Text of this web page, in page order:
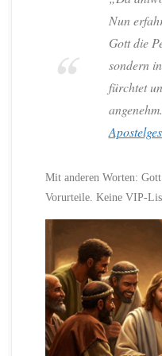
Nun
Gott die
sondern
fürchtet
Mit anderen Worten:
Vorurteile. Keine VIP-